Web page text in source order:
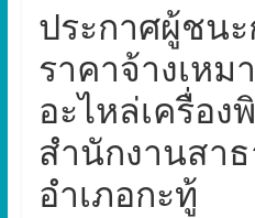
ประกาศผู้ชนะ
ราคาจ้างเหม
อะไหล่เครื่อง
สำนักงานสา
อำเภอกะทู้